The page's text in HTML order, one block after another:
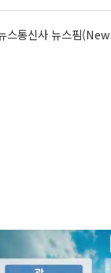
스통신사 뉴스핌